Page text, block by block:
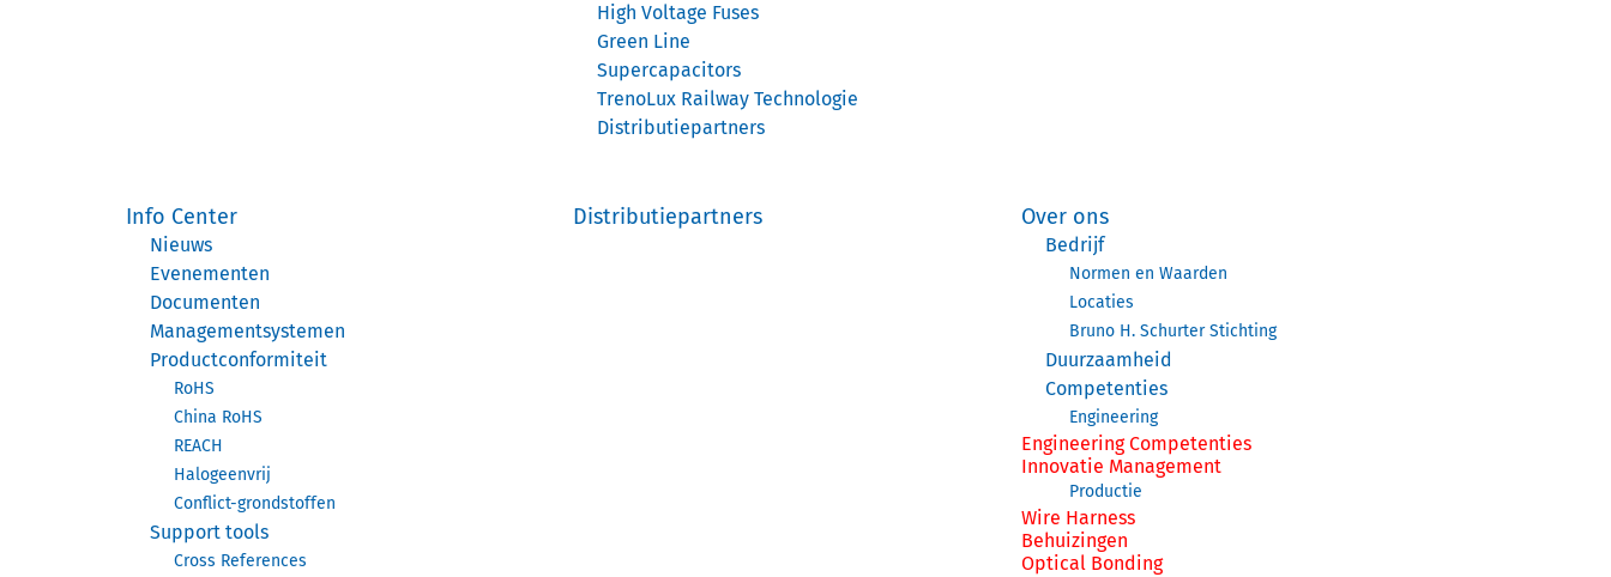
High Voltage Fuses
Green Line
Supercapacitors
TrenoLux Railway Technologie
Distributiepartners
Info Center
Nieuws
Evenementen
Documenten
Managementsystemen
Productconformiteit
RoHS
China RoHS
REACH
Halogeenvrij
Conflict-grondstoffen
Support tools
Cross References
Distributiepartners Over ons
Bedrijf
Normen en Waarden
Locaties
Bruno H. Schurter Stichting
Duurzaamheid
Competenties
Engineering
Engineering Competenties
Innovatie Management
Productie
Wire Harness
Behuizingen
Optical Bonding